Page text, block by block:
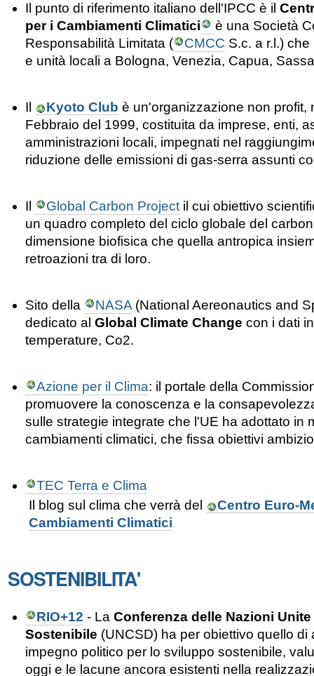
Il punto di riferimento italiano dell'IPCC è il
per i Cambiamenti Climatici
è una Società
Responsabilità Limitata (
CMCC S.c. a r.l.)
e unità locali a Bologna, Venezia, Capua,
Il Kyoto Club è un'organizzazione non profit,
Febbraio del 1999, costituita da imprese, enti,
amministrazioni locali, impegnati nel
riduzione delle emissioni di gas-serra assunti
Il Global Carbon Project il cui obiettivo
un quadro completo del ciclo globale del
dimensione biofisica che quella antropica
retroazioni tra di loro.
Sito della NASA (National Aereonautics and
dedicato alGlobal Climate Change con i dati
temperature, Co2.
Azione per il Clima: il portale della
promuovere la conoscenza e la
sulle strategie integrate che l'UE ha adottato in
cambiamenti climatici, che fissa obiettivi
TEC Terra e Clima
Il blog sul clima che verrà del
Centro Euro-
Cambiamenti Climatici
SOSTENIBILITA'
RIO+12 - La Conferenza delle Nazioni Unite
Sostenibile (UNCSD) ha perobiettivo quello di
impegno politico per lo sviluppo sostenibile,
oggi e le lacune ancora esistenti nella